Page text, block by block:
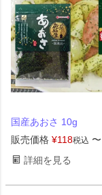
国産あおさ 10g
販売価格 ¥118税込 〜
詳細を見る